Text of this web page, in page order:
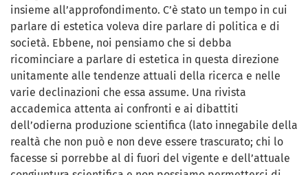
insieme all’approfondimento. C’è stato un tempo in cui
parlare di estetica voleva dire parlare di politica e di
società. Ebbene, noi pensiamo che si debba
ricominciare a parlare di estetica in questa direzione
unitamente alle tendenze attuali della ricerca e nelle
varie declinazioni che essa assume. Una rivista
accademica attenta ai confronti e ai dibattiti
dell’odierna produzione scientifica (lato innegabile della
realtà che non può e non deve essere trascurato; chi lo
facesse si porrebbe al di fuori del vigente e dell’attuale